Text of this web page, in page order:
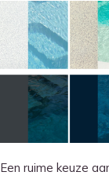
Een ruime keuze